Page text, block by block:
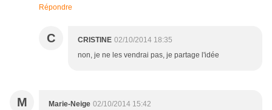
Répondre
C CRISTINE 02/10/2014 18:35
non, je ne les vendrai pas, je partage l'idée
M Marie-Neige 02/10/2014 15:42